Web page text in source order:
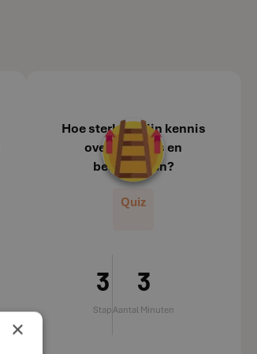
Hoe sterk is mijn kennis
over de beurs en
beleggingen?
Quiz
3
Stap
3
Aantal Minuten
×